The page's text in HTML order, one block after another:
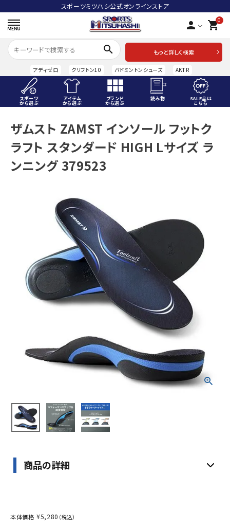
スポーツミツハシ公式オンラインストア
person 0
shopping_cart
search
もっと詳しく検索
アディゼロ クリフトン10 バドミントンシューズ AKTR
スポーツ
から選ぶ
アイテム
から選ぶ
ブランド
から選ぶ
読み物 SALE品は
こちら
ACCOUNT MENU
ようこそ ゲスト 様
meeting_room ログイン person 会員登録
アイテムから選ぶ
SALE品はこちら
INFORMATIOM
メルマガ登録
ザムスト ZAMST インソール フットク
ラフト スタンダード HIGH Lサイズ ラ
ンニング 379523
商品の詳細
本体価格 ¥5,280 （税込）